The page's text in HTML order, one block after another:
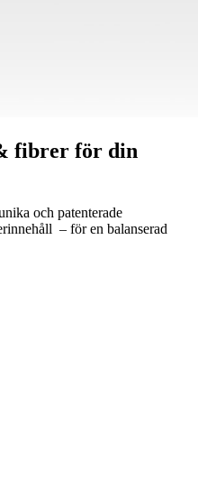
fibrer för din
och patenterade
– för en balanserad